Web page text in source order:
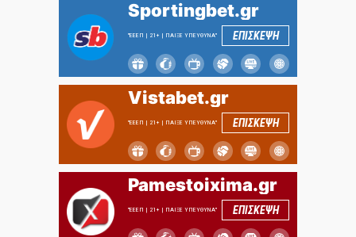
Sportingbet.gr
"ΕΕΕΠ | 21+ | ΠΑΙΞΕ ΥΠΕΥΘΥΝΑ" ΕΠΙΣΚΕΨΗ
Vistabet.gr
"ΕΕΕΠ | 21+ | ΠΑΙΞΕ ΥΠΕΥΘΥΝΑ" ΕΠΙΣΚΕΨΗ
Pamestoixima.gr
"ΕΕΕΠ | 21+ | ΠΑΙΞΕ ΥΠΕΥΘΥΝΑ" ΕΠΙΣΚΕΨΗ